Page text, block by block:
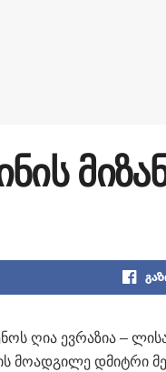
ღია ევრაზია –
მოადგილე დმიტრი